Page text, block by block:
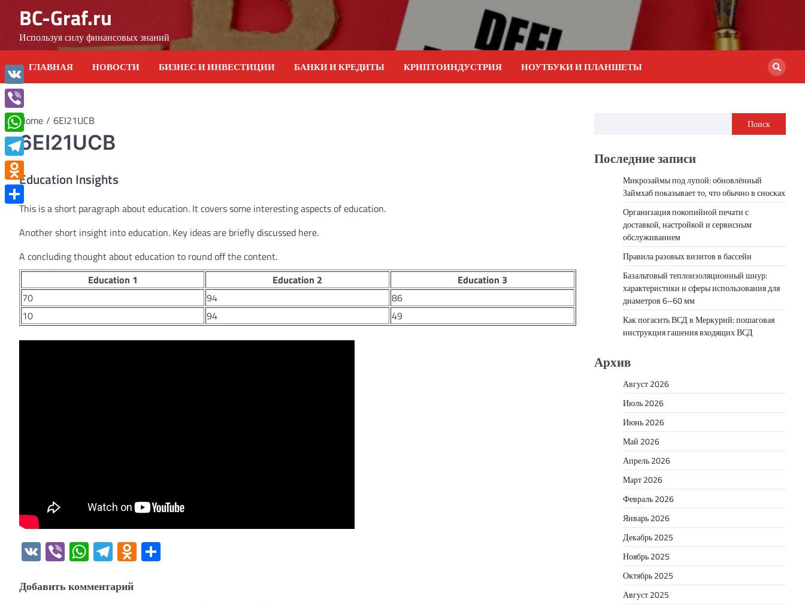
content
BC-Graf.ru
Используя силу финансовых знаний
ГЛАВНАЯ НОВОСТИ БИЗНЕС И ИНВЕСТИЦИИ БАНКИ И КРЕДИТЫ КРИПТОИНДУСТРИЯ НОУТБУКИ И ПЛАНШЕТЫ
Home 6EI21UCB
6EI21UCB
Education Insights
This is a short paragraph about education. It covers some interesting aspects of education.
Another short insight into education. Key ideas are briefly discussed here.
A concluding thought about education to round off the content.
Education 1
Education 2
Education 3
70
94
86
10
94 49
VK ViberWhatsApp
Telegram
Odnoklassniki
Добавить комментарий
Поиск
Последние записи
Микрозаймы под лупой: обновлённый
Займхаб показывает то, что обычно в сносках
Организация покопийной печати с
доставкой, настройкой и сервисным
обслуживанием
Правила разовых визитов в бассейн
Базальтовый теплоизоляционный шнур:
характеристики и сферы использования для
диаметров 6–60 мм
Как погасить ВСД в Меркурий: пошаговая
инструкция гашения входящих ВСД
Архив
Август 2026
Июль 2026
Июнь 2026
Май 2026
Апрель 2026
Март 2026
Февраль 2026
Январь 2026
Декабрь 2025
Ноябрь 2025
Октябрь 2025
Август 2025
VK
Viber
WhatsApp
Telegram
Odnoklassniki
Отправить